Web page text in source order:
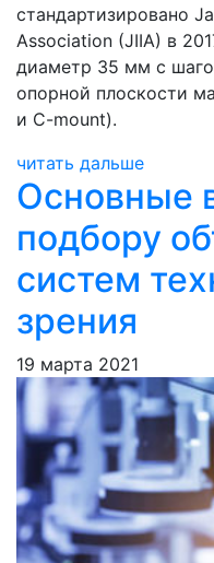
стандартизировано
Association (JIIA) в
диаметр 35 мм с
опорной плоскости
и C-mount).
читать дальше
Основные
подбору
систем
зрения
19 марта 2021